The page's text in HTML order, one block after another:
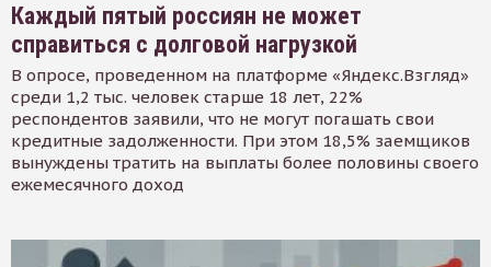
Каждый пятый россиян не может
справиться с долговой нагрузкой
В опросе, проведенном на платформе «Яндекс.Взгляд»
среди 1,2 тыс. человек старше 18 лет, 22%
респондентов заявили, что не могут погашать свои
кредитные задолженности. При этом 18,5% заемщиков
вынуждены тратить на выплаты более половины своего
ежемесячного доход